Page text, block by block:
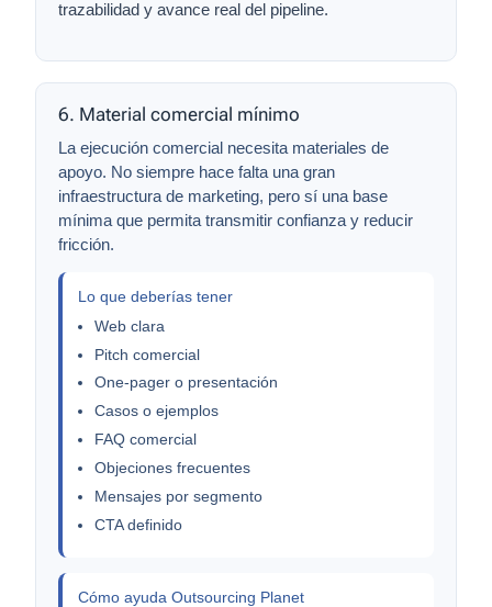
trazabilidad y avance real del pipeline.
6. Material comercial mínimo
La ejecución comercial necesita materiales de
apoyo. No siempre hace falta una gran
infraestructura de marketing, pero sí una base
mínima que permita transmitir confianza y reducir
fricción.
Lo que deberías tener
Web clara
Pitch comercial
One-pager o presentación
Casos o ejemplos
FAQ comercial
Objeciones frecuentes
Mensajes por segmento
CTA definido
Cómo ayuda Outsourcing Planet